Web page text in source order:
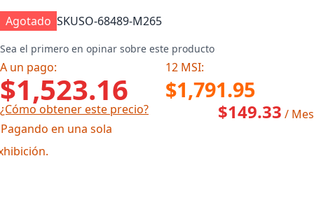
Agotado SKUSO-68489-M265
Sea el primero en opinar sobre este producto
A un pago: 12 MSI:
$1,523.16 $1,791.95
¿Cómo obtener este precio?
en una sola
$149.33 / Mes